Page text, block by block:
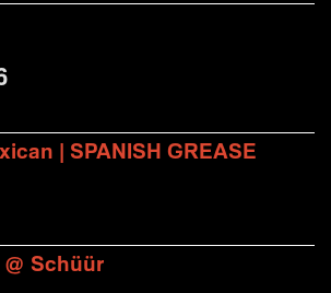
| SPANISH GREASE
Schüür